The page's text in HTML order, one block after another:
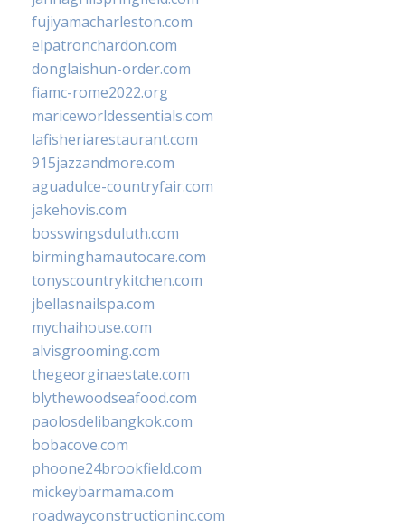
fujiyamacharleston.com
elpatronchardon.com
donglaishun-order.com
fiamc-rome2022.org
mariceworldessentials.com
lafisheriarestaurant.com
915jazzandmore.com
aguadulce-countryfair.com
jakehovis.com
bosswingsduluth.com
birminghamautocare.com
tonyscountrykitchen.com
jbellasnailspa.com
mychaihouse.com
alvisgrooming.com
thegeorginaestate.com
blythewoodseafood.com
paolosdelibangkok.com
bobacove.com
phoone24brookfield.com
mickeybarmama.com
roadwayconstructioninc.com